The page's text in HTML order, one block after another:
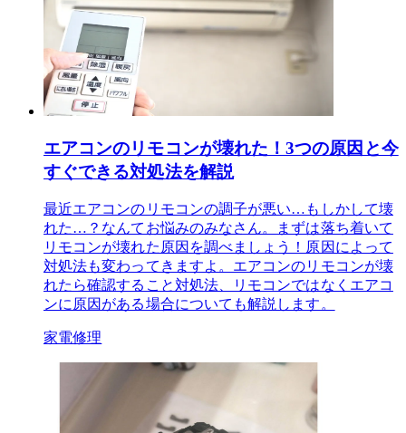
エアコンのリモコンが壊れた！3つの原因と今
すぐできる対処法を解説
最近エアコンのリモコンの調子が悪い…もしかして壊
れた…？なんてお悩みのみなさん。まずは落ち着いて
リモコンが壊れた原因を調べましょう！原因によって
対処法も変わってきますよ。エアコンのリモコンが壊
れたら確認すること対処法、リモコンではなくエアコ
ンに原因がある場合についても解説します。
家電修理